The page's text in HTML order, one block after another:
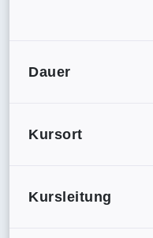
Dauer
Kursort
Kursleitung